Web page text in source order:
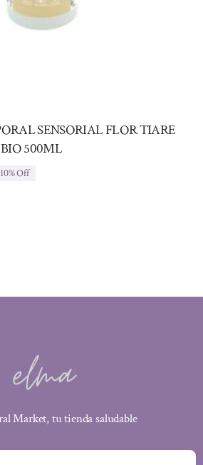
SENSORIAL FLOR TIARE
500ML
10% Off
Market, tu tienda saludable